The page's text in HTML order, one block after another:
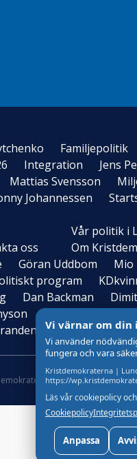
Familjepolitik
Integration
Jens
Mattias Svensson
Johannessen
oss
Vår politik i
Om
Göran Uddbom
Mio
program
Dan Backman
har ordet
Om Cookies
Vi värnar om
Vi använder
fungera och vara
Kristdemokraterna |
https://
Läs vår cookiepolicy
Cookiepolicy
Anpassa